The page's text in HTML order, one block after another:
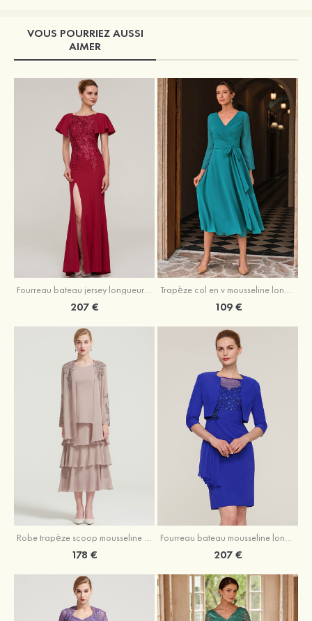
VOUS POURRIEZ AUSSI
AIMER
207 € 109 €
Robe trapèze scoop mousseline longueur mollet robe de mère de la mariée avec appliqué volants veste
178 €
Fourreau bateau mousseline longueur genou robe de mère de la mariée avec appliqué perle plissé veste
207 €